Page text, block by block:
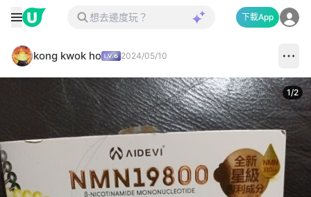
下載App
kong kwok ho 2024/05/10
1/2